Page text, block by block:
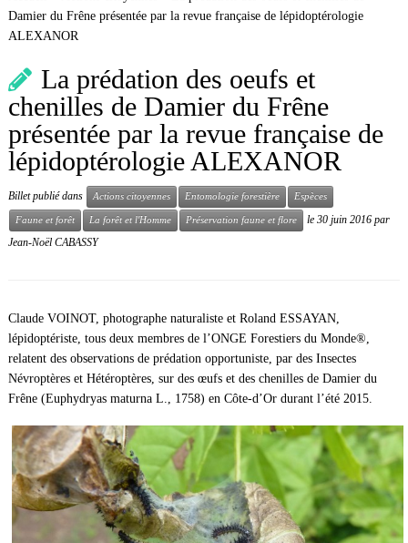
Damier du Frêne présentée par la revue française de lépidoptérologie
ALEXANOR
La prédation des oeufs et
chenilles de Damier du Frêne
présentée par la revue française de
lépidoptérologie ALEXANOR
Billet publié dans Actions citoyennes Entomologie forestière Espèces
Faune et forêt La forêt et l'Homme Préservation faune et flore le 30 juin 2016 par
Jean-Noël CABASSY
Claude VOINOT, photographe naturaliste et Roland ESSAYAN,
lépidoptériste, tous deux membres de l’ONGE Forestiers du Monde®,
relatent des observations de prédation opportuniste, par des Insectes
Névroptères et Hétéroptères, sur des œufs et des chenilles de Damier du
Frêne (Euphydryas maturna L., 1758) en Côte-d’Or durant l’été 2015.